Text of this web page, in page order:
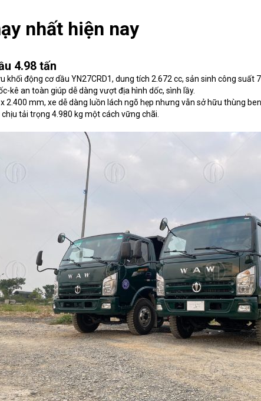
nhất hiện nay
4.98 tấn
khối động cơ dầu YN27CRD1, dung tích 2.672 cc, sản sinh công
kê an toàn giúp dễ dàng vượt địa hình dốc, sình lầy.
2.400 mm, xe dễ dàng luồn lách ngõ hẹp nhưng vẫn sở hữu thùng
tải trọng 4.980 kg một cách vững chãi.